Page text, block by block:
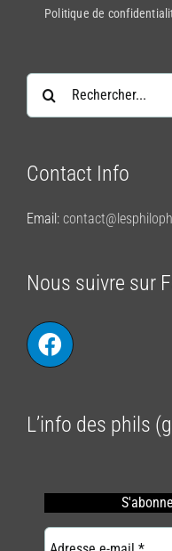
Politique de
Rechercher:
Contact Info
Email:
Nous suivre sur
L’info des phils